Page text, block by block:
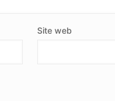
Site web